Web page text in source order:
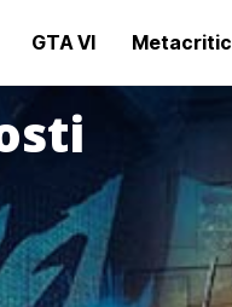
GTA VI Metacritic